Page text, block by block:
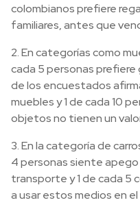
colombianos prefiere
familiares, antes que
2. En categorías como
cada 5 personas prefiere
de los encuestados
muebles y 1 de cada 10
objetos no tienen un
3. En la categoría de
4 personas siente
transporte y 1 de cada 5
a usar estos medios en